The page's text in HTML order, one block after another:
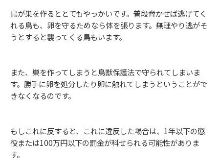
鳥が巣を作るととてもやっかいです。普段脅かせば逃げてく
れる鳥も、卵を守るためなら体を張ります。無理やり逃がそ
うとすると襲ってくる鳥もいます。
また、巣を作ってしまうと鳥獣保護法で守られてしまいま
す。勝手に卵を処分したり卵に触れてしまうということがで
きなくなるのです。
もしこれに反すると、これに違反した場合は、1年以下の懲
役または100万円以下の罰金が科せられる可能性がありま
す。